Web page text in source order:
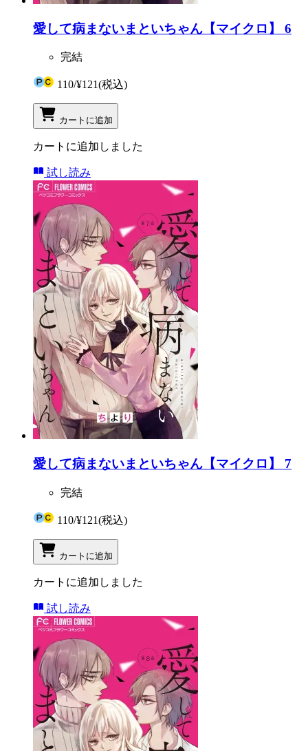
愛して病まないまといちゃん【マイクロ】 6
完結
110/¥121(税込)
カートに追加
カートに追加しました
試し読み
愛して病まないまといちゃん【マイクロ】 7
完結
110/¥121(税込)
カートに追加
カートに追加しました
試し読み